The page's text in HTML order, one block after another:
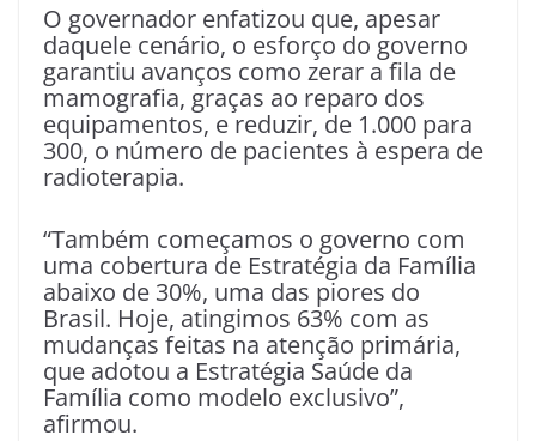
O governador enfatizou que, apesar
daquele cenário, o esforço do governo
garantiu avanços como zerar a fila de
mamografia, graças ao reparo dos
equipamentos, e reduzir, de 1.000 para
300, o número de pacientes à espera de
radioterapia.
“Também começamos o governo com
uma cobertura de Estratégia da Família
abaixo de 30%, uma das piores do
Brasil. Hoje, atingimos 63% com as
mudanças feitas na atenção primária,
que adotou a Estratégia Saúde da
Família como modelo exclusivo”,
afirmou.